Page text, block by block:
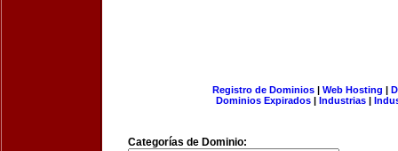
Registro de Dominios| Web Hosting |
Dominios Expirados | Industrias |
Categorías de Dominio: